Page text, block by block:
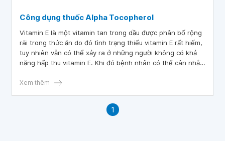
Công dụng thuốc Alpha Tocopherol
Vitamin E là một vitamin tan trong dầu được phân bố rộng
rãi trong thức ăn do đó tình trạng thiếu vitamin E rất hiếm,
tuy nhiên vẫn có thể xảy ra ở những người không có khả
năng hấp thu vitamin E. Khi đó bệnh nhân có thể cân nhắc
Xem thêm
1